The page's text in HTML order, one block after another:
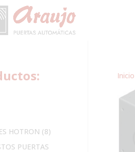
Inicio
HOTRON 88
productos
PUERTAS